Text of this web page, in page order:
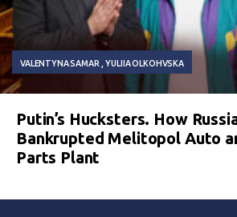
VALENTYNA SAMAR YULIIA OLKOHVSKA
Putin’s Hucksters. How
Bankrupted Melitopol Auto
Parts Plant